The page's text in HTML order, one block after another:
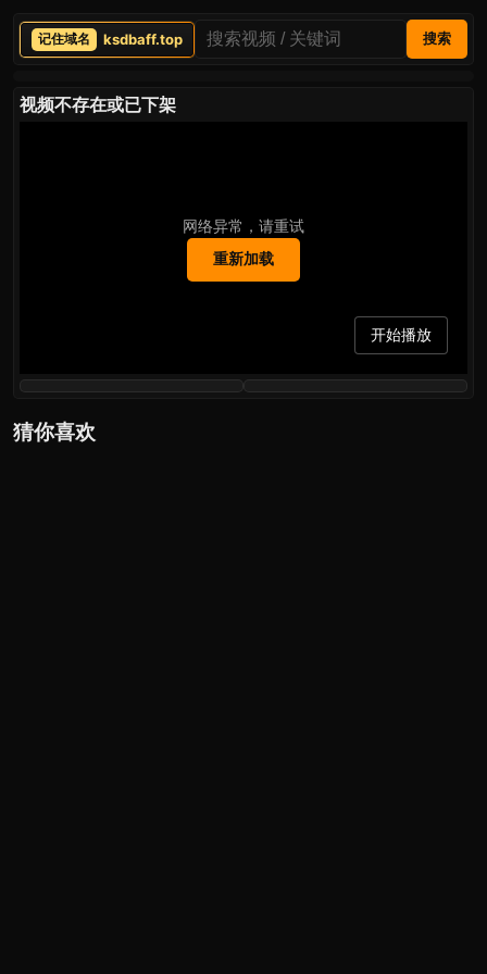
ksdbaff.top 搜索
视频不存在或已下架
网络异常，请重试
重新加载
开始播放
猜你喜欢